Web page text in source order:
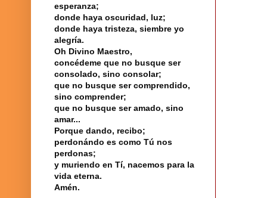
esperanza;
donde haya oscuridad, luz;
donde haya tristeza, siembre yo
alegría.
Oh Divino Maestro,
concédeme que no busque ser
consolado, sino consolar;
que no busque ser comprendido,
sino comprender;
que no busque ser amado, sino
amar...
Porque dando, recibo;
perdonándo es como Tú nos
perdonas;
y muriendo en Tí, nacemos para la
vida eterna.
Amén.